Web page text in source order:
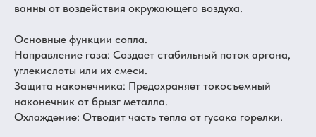
ванны от воздействия окружающего воздуха.
Основные функции сопла.
Направление газа: Создает стабильный поток аргона,
углекислоты или их смеси.
Защита наконечника: Предохраняет токосъемный
наконечник от брызг металла.
Охлаждение: Отводит часть тепла от гусака горелки.